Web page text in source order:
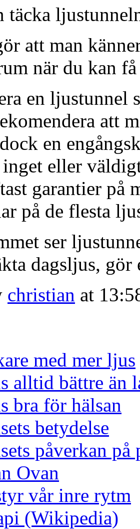
täcka
att man
när du kan
en ljustunnel
att
en
eller
garantier på
på de flesta
ser
dagsljus,
christian at
med mer ljus
alltid bättre än
bra för hälsan
betydelse
påverkan på
Ovan
vår inre rytm
(Wikipedia)